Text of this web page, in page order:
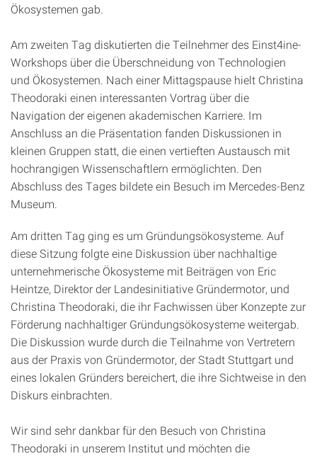
Ökosystemen gab.
Am zweiten Tag diskutierten die Teilnehmer des Einst4ine-
Workshops über die Überschneidung von Technologien
und Ökosystemen. Nach einer Mittagspause hielt Christina
Theodoraki einen interessanten Vortrag über die
Navigation der eigenen akademischen Karriere. Im
Anschluss an die Präsentation fanden Diskussionen in
kleinen Gruppen statt, die einen vertieften Austausch mit
hochrangigen Wissenschaftlern ermöglichten. Den
Abschluss des Tages bildete ein Besuch im Mercedes-Benz
Museum.
Am dritten Tag ging es um Gründungsökosysteme. Auf
diese Sitzung folgte eine Diskussion über nachhaltige
unternehmerische Ökosysteme mit Beiträgen von Eric
Heintze, Direktor der Landesinitiative Gründermotor, und
Christina Theodoraki, die ihr Fachwissen über Konzepte zur
Förderung nachhaltiger Gründungsökosysteme weitergab.
Die Diskussion wurde durch die Teilnahme von Vertretern
aus der Praxis von Gründermotor, der Stadt Stuttgart und
eines lokalen Gründers bereichert, die ihre Sichtweise in den
Diskurs einbrachten.
Wir sind sehr dankbar für den Besuch von Christina
Theodoraki in unserem Institut und möchten die